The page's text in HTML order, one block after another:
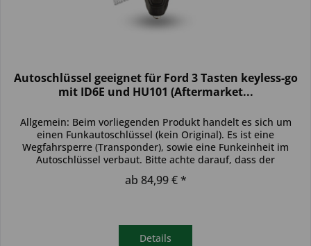
Autoschlüssel geeignet für Ford 3 Tasten keyless-go
mit ID6E und HU101 (Aftermarket...
Allgemein: Beim vorliegenden Produkt handelt es sich um
einen Funkautoschlüssel (kein Original). Es ist eine
Wegfahrsperre (Transponder), sowie eine Funkeinheit im
Autoschlüssel verbaut. Bitte achte darauf, dass der
Autoschlüssel deinem...
ab 84,99 € *
Details